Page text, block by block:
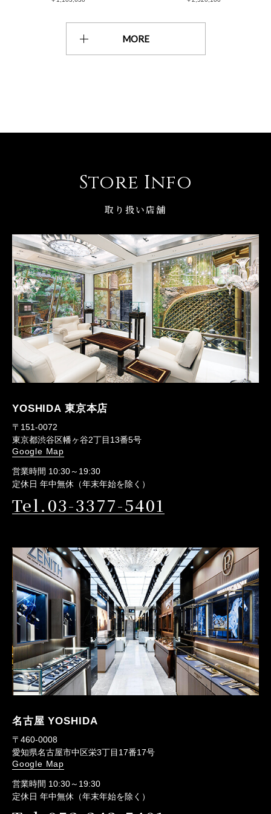
MORE
Store Info
取り扱い店舗
YOSHIDA 東京本店
〒151-0072
東京都渋谷区幡ヶ谷2丁目13番5号
Google Map
営業時間 10:30～19:30
定休日 年中無休（年末年始を除く）
Tel.03-3377-5401
名古屋 YOSHIDA
〒460-0008
愛知県名古屋市中区栄3丁目17番17号
Google Map
営業時間 10:30～19:30
定休日 年中無休（年末年始を除く）